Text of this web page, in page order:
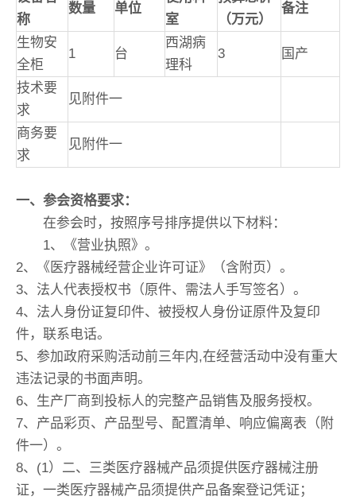
称
数量 单位
室
（万元）
备注
生物安
全柜
1 台
西湖病
理科
3 国产
技术要
求
见附件一
商务要
求
见附件一
一、参会资格要求：
在参会时，按照序号排序提供以下材料：
1、《营业执照》。
2、《医疗器械经营企业许可证》（含附页）。
3、法人代表授权书（原件、需法人手写签名）。
4、法人身份证复印件、被授权人身份证原件及复印
件，联系电话。
5、参加政府采购活动前三年内,在经营活动中没有重大
违法记录的书面声明。
6、生产厂商到投标人的完整产品销售及服务授权。
7、产品彩页、产品型号、配置清单、响应偏离表（附
件一）。
8、(1）二、三类医疗器械产品须提供医疗器械注册
证，一类医疗器械产品须提供产品备案登记凭证；